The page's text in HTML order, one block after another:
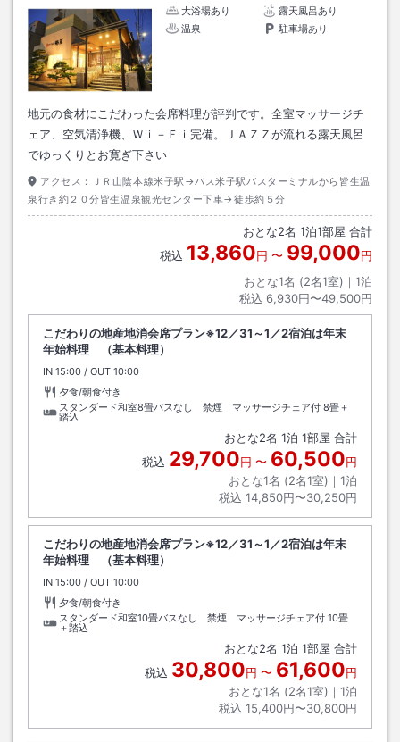
大浴場あり
露天風呂あり
温泉
駐車場あり
地元の食材にこだわった会席料理が評判です。全室マッサージチ
ェア、空気清浄機、Ｗｉ－Ｆｉ完備。ＪＡＺＺが流れる露天風呂
でゆっくりとお寛ぎ下さい
アクセス：
ＪＲ山陰本線米子駅→バス米子駅バスターミナルから皆生温
泉行き約２０分皆生温泉観光センター下車→徒歩約５分
おとな2名 1泊1部屋 合計
税込 13,860円 〜 99,000円
おとな1名 (2名1室)｜ 1泊
税込 6,930円〜49,500円
こだわりの地産地消会席プラン※12／31～1／2宿泊は年末
年始料理 （基本料理）
IN チェックイン
15:00 / OUT チェックアウト
10:00
夕食/朝食付き
スタンダード和室8畳バスなし 禁煙 マッサージチェア付 8畳＋
踏込
おとな2名 1泊 1部屋 合計
税込 29,700円 〜 60,500円
おとな1名 (2名1室)｜ 1泊
税込 14,850円〜30,250円
こだわりの地産地消会席プラン※12／31～1／2宿泊は年末
年始料理 （基本料理）
IN チェックイン
15:00 / OUT チェックアウト
10:00
夕食/朝食付き
スタンダード和室10畳バスなし 禁煙 マッサージチェア付 10畳
＋踏込
おとな2名 1泊 1部屋 合計
税込 30,800円 〜 61,600円
おとな1名 (2名1室)｜ 1泊
税込 15,400円〜30,800円